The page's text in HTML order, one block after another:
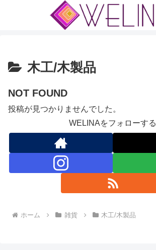
木工/木製品
NOT FOUND
投稿が見つかりませんでした。
WELINAをフォローする
ホーム 雑貨 木工/木製品